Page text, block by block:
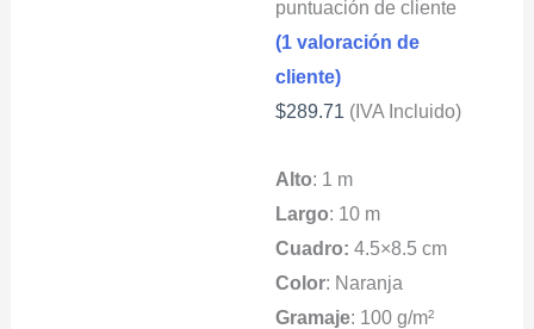
puntuación de cliente
(1 valoración de
cliente)
$289.71 (IVA Incluido)
Alto: 1 m
Largo: 10 m
Cuadro: 4.5×8.5 cm
Color: Naranja
Gramaje: 100 g/m²